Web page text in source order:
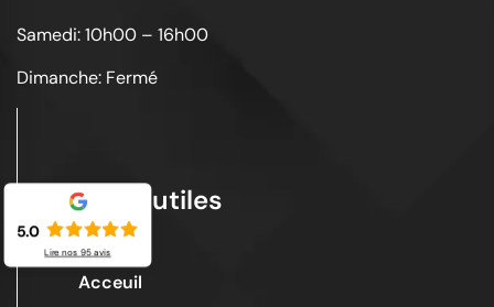
Samedi: 10h00 – 16h00
Dimanche: Fermé
Liens utiles
Acceuil
5.0
Lire nos 95avis